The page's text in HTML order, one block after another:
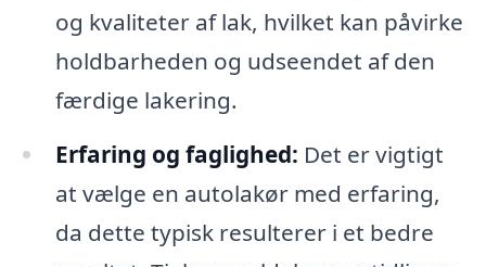
og kvaliteter af lak, hvilket kan påvirke
holdbarheden og udseendet af den
færdige lakering.
Erfaring og faglighed: Det er vigtigt
at vælge en autolakør med erfaring,
da dette typisk resulterer i et bedre